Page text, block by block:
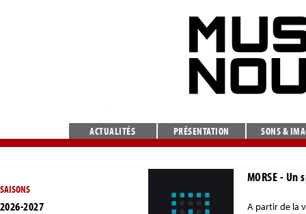
ACTUALITÉS PRÉSENTATION SONS &
SAISONS
2026-2027
MORSE- Un
A partir de la